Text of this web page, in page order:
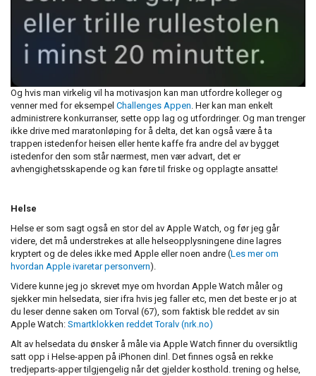
Og hvis man virkelig vil ha motivasjon kan man utfordre kolleger og
venner med for eksempel Challenges Appen. Her kan man enkelt
administrere konkurranser, sette opp lag og utfordringer. Og man trenger
ikke drive med maratonløping for å delta, det kan også være å ta
trappen istedenfor heisen eller hente kaffe fra andre del av bygget
istedenfor den som står nærmest, men vær advart, det er
avhengighetsskapende og kan føre til friske og opplagte ansatte!
Helse
Helse er som sagt også en stor del av Apple Watch, og før jeg går
videre, det må understrekes at alle helseopplysningene dine lagres
kryptert og de deles ikke med Apple eller noen andre (Les mer om
hvordan Apple ivaretar personvern).
Videre kunne jeg jo skrevet mye om hvordan Apple Watch måler og
sjekker min helsedata, sier ifra hvis jeg faller etc, men det beste er jo at
du leser denne saken om Torval (67), som faktisk ble reddet av sin
Apple Watch: Smartklokken reddet Toralv (nrk.no)
Alt av helsedata du ønsker å måle via Apple Watch finner du oversiktlig
satt opp i Helse-appen på iPhonen dinl. Det finnes også en rekke
tredjeparts-apper tilgjengelig når det gjelder kosthold. trening og helse,